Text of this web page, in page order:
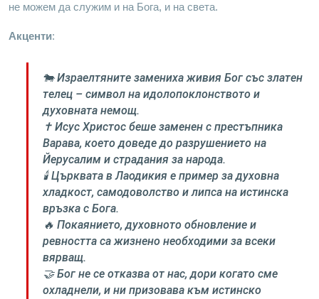
не можем да служим и на Бога, и на света.
Акценти:
🐄 Израелтяните замениха живия Бог със златен
телец – символ на идолопоклонството и
духовната немощ.
✝️ Исус Христос беше заменен с престъпника
Варава, което доведе до разрушението на
Йерусалим и страдания за народа.
🕯️ Църквата в Лаодикия е пример за духовна
хладкост, самодоволство и липса на истинска
връзка с Бога.
🔥 Покаянието, духовното обновление и
ревността са жизнено необходими за всеки
вярващ.
🤝 Бог не се отказва от нас, дори когато сме
охладнели, и ни призовава към истинско